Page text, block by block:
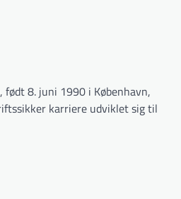
født 8. juni 1990 i København,
karriere udviklet sig til